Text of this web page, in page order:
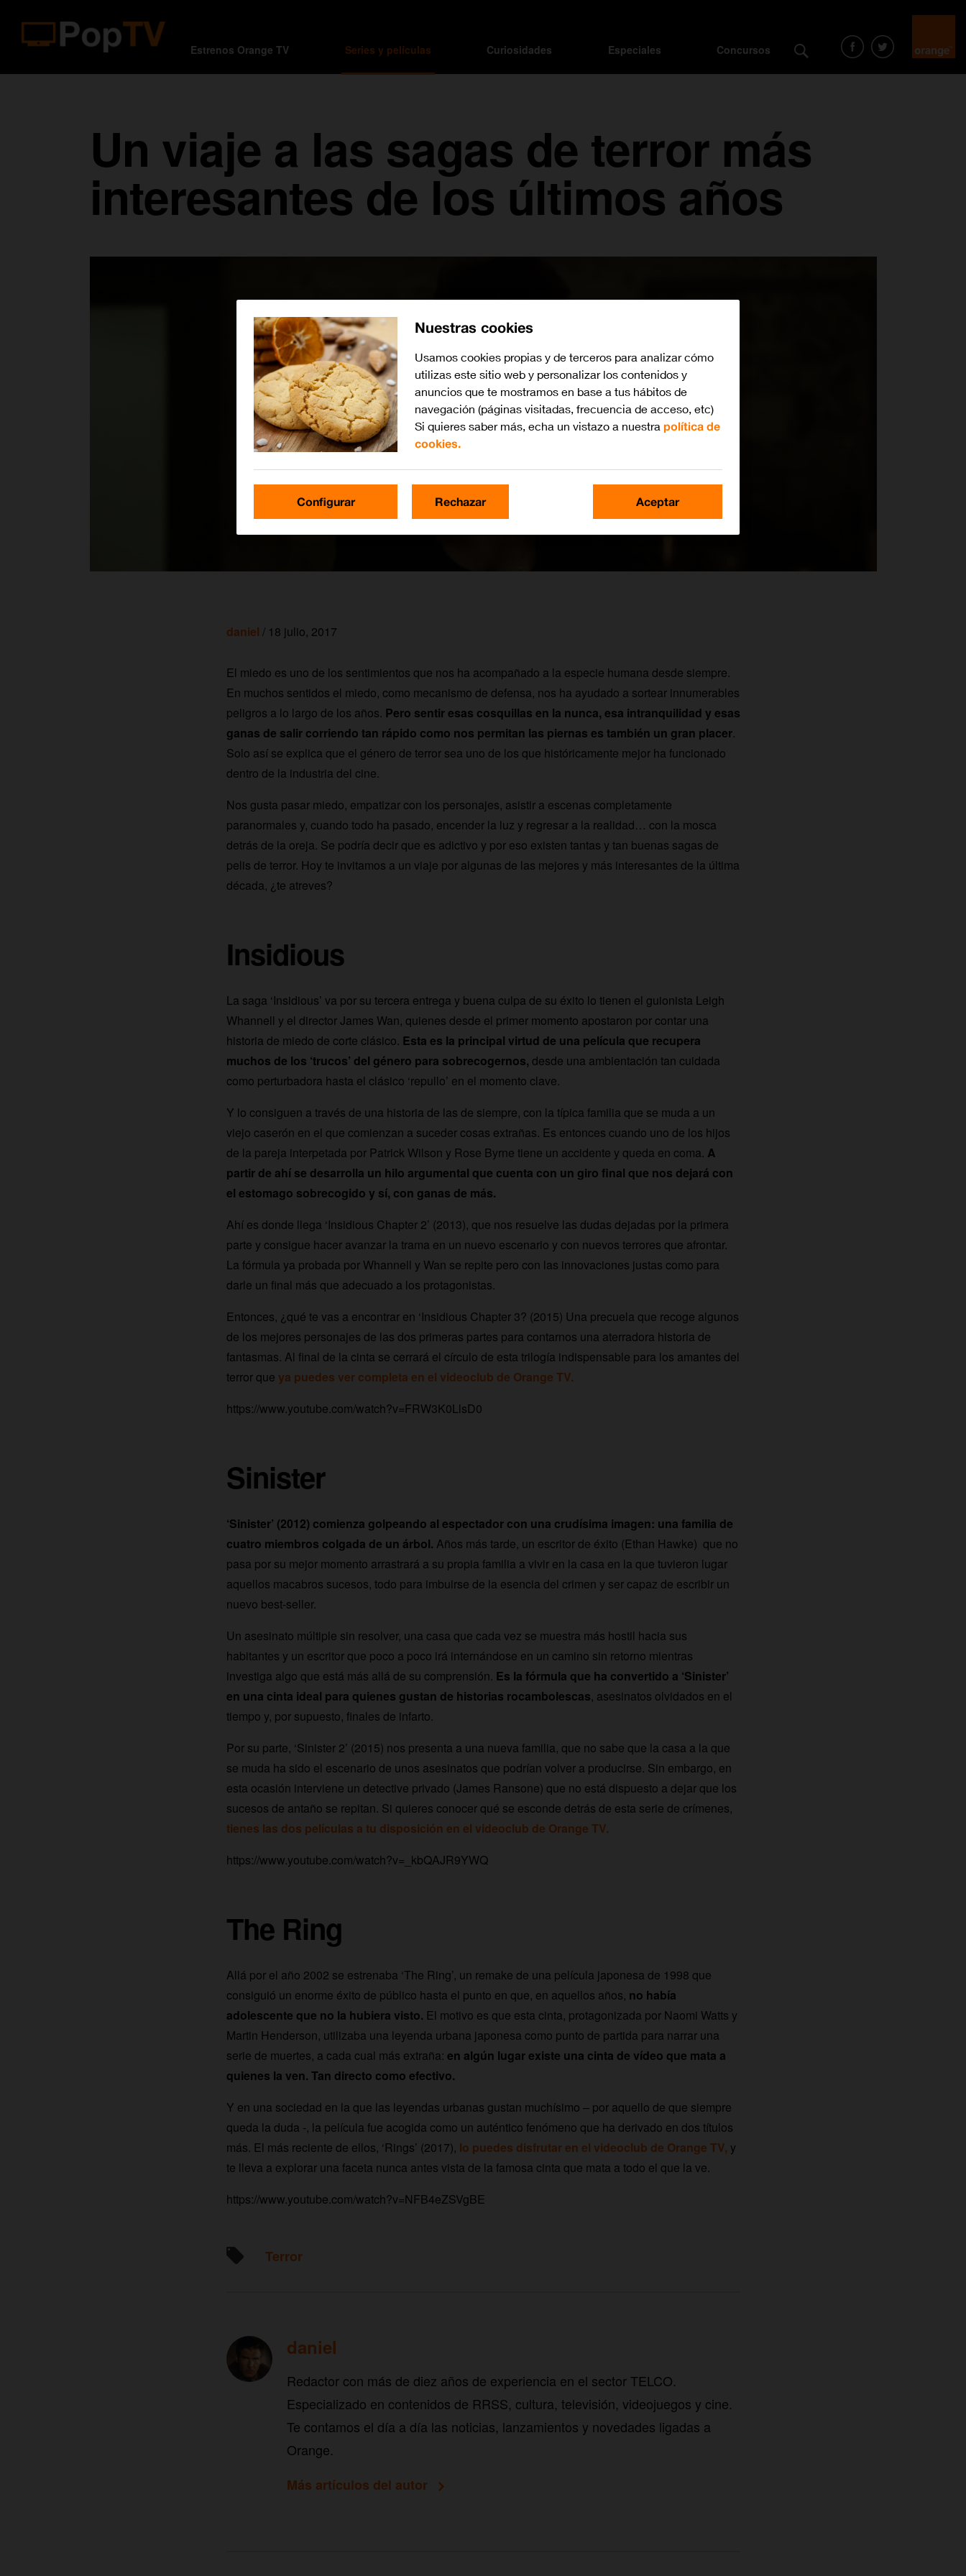
Estrenos Orange TV Series y películas Curiosidades Especiales Concursos
Un viaje a las sagas de terror más
interesantes de los últimos años
daniel / 18 julio, 2017
El miedo es uno de los sentimientos que nos ha acompañado a la especie humana desde siempre.
En muchos sentidos el miedo, como mecanismo de defensa, nos ha ayudado a sortear innumerables
peligros a lo largo de los años. Pero sentir esas cosquillas en la nunca, esa intranquilidad y esas
ganas de salir corriendo tan rápido como nos permitan las piernas es también un gran placer.
Solo así se explica que el género de terror sea uno de los que históricamente mejor ha funcionado
dentro de la industria del cine.
Nos gusta pasar miedo, empatizar con los personajes, asistir a escenas completamente
paranormales y, cuando todo ha pasado, encender la luz y regresar a la realidad… con la mosca
detrás de la oreja. Se podría decir que es adictivo y por eso existen tantas y tan buenas sagas de
pelis de terror. Hoy te invitamos a un viaje por algunas de las mejores y más interesantes de la última
década, ¿te atreves?
Insidious
La saga ‘Insidious’ va por su tercera entrega y buena culpa de su éxito lo tienen el guionista Leigh
Whannell y el director James Wan, quienes desde el primer momento apostaron por contar una
historia de miedo de corte clásico. Esta es la principal virtud de una película que recupera
muchos de los ‘trucos’ del género para sobrecogernos, desde una ambientación tan cuidada
como perturbadora hasta el clásico ‘repullo’ en el momento clave.
Y lo consiguen a través de una historia de las de siempre, con la típica familia que se muda a un
viejo caserón en el que comienzan a suceder cosas extrañas. Es entonces cuando uno de los hijos
de la pareja interpetada por Patrick Wilson y Rose Byrne tiene un accidente y queda en coma. A
partir de ahí se desarrolla un hilo argumental que cuenta con un giro final que nos dejará con
el estomago sobrecogido y sí, con ganas de más.
Ahí es donde llega ‘Insidious Chapter 2’ (2013), que nos resuelve las dudas dejadas por la primera
parte y consigue hacer avanzar la trama en un nuevo escenario y con nuevos terrores que afrontar.
La fórmula ya probada por Whannell y Wan se repite pero con las innovaciones justas como para
darle un final más que adecuado a los protagonistas.
Entonces, ¿qué te vas a encontrar en ‘Insidious Chapter 3? (2015) Una precuela que recoge algunos
de los mejores personajes de las dos primeras partes para contarnos una aterradora historia de
fantasmas. Al final de la cinta se cerrará el círculo de esta trilogía indispensable para los amantes del
terror que ya puedes ver completa en el videoclub de Orange TV.
https://www.youtube.com/watch?v=FRW3K0LlsD0
Sinister
‘Sinister’ (2012) comienza golpeando al espectador con una crudísima imagen: una familia de
cuatro miembros colgada de un árbol. Años más tarde, un escritor de éxito (Ethan Hawke) que no
pasa por su mejor momento arrastrará a su propia familia a vivir en la casa en la que tuvieron lugar
aquellos macabros sucesos, todo para imbuirse de la esencia del crimen y ser capaz de escribir un
nuevo best-seller.
Un asesinato múltiple sin resolver, una casa que cada vez se muestra más hostil hacia sus
habitantes y un escritor que poco a poco irá internándose en un camino sin retorno mientras
investiga algo que está más allá de su comprensión. Es la fórmula que ha convertido a ‘Sinister’
en una cinta ideal para quienes gustan de historias rocambolescas, asesinatos olvidados en el
tiempo y, por supuesto, finales de infarto.
Por su parte, ‘Sinister 2’ (2015) nos presenta a una nueva familia, que no sabe que la casa a la que
se muda ha sido el escenario de unos asesinatos que podrían volver a producirse. Sin embargo, en
esta ocasión interviene un detective privado (James Ransone) que no está dispuesto a dejar que los
sucesos de antaño se repitan. Si quieres conocer qué se esconde detrás de esta serie de crímenes,
tienes las dos películas a tu disposición en el videoclub de Orange TV.
https://www.youtube.com/watch?v=_kbQAJR9YWQ
The Ring
Allá por el año 2002 se estrenaba ‘The Ring’, un remake de una película japonesa de 1998 que
consiguió un enorme éxito de público hasta el punto en que, en aquellos años, no había
adolescente que no la hubiera visto. El motivo es que esta cinta, protagonizada por Naomi Watts y
Martin Henderson, utilizaba una leyenda urbana japonesa como punto de partida para narrar una
serie de muertes, a cada cual más extraña: en algún lugar existe una cinta de vídeo que mata a
quienes la ven. Tan directo como efectivo.
Y en una sociedad en la que las leyendas urbanas gustan muchísimo – por aquello de que siempre
queda la duda -, la película fue acogida como un auténtico fenómeno que ha derivado en dos títulos
más. El más reciente de ellos, ‘Rings’ (2017), lo puedes disfrutar en el videoclub de Orange TV, y
te lleva a explorar una faceta nunca antes vista de la famosa cinta que mata a todo el que la ve.
https://www.youtube.com/watch?v=NFB4eZSVgBE
Terror
daniel
Redactor con más de diez años de experiencia en el sector TELCO.
Especializado en contenidos de RRSS, cultura, televisión, videojuegos y cine.
Te contamos el día a día las noticias, lanzamientos y novedades ligadas a
Orange.
Más artículos del autor
Nuestras cookies
Usamos cookies propias y de terceros para analizar cómo
utilizas este sitio web y personalizar los contenidos y
anuncios que te mostramos en base a tus hábitos de
navegación (páginas visitadas, frecuencia de acceso, etc)
Si quieres saber más, echa un vistazo a nuestra política de
cookies.
Configurar Rechazar Aceptar